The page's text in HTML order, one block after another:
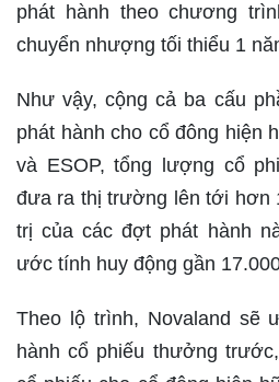
phát hành theo chương
chuyển nhượng tối thiểu 1
Như vậy, cộng cả ba cấu
phát hành cho cổ đông hiện
và ESOP, tổng lượng cổ
đưa ra thị trường lên tới hơn
trị của các đợt phát hành
ước tính huy động gần
Theo lộ trình, Novaland sẽ
hành cổ phiếu thưởng